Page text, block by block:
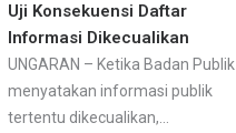
Uji Konsekuensi Daftar
Informasi Dikecualikan
UNGARAN – Ketika Badan Publik
menyatakan informasi publik
tertentu dikecualikan,...